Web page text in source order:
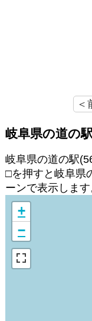
＜
岐阜県の道の
岐阜県の道の駅
□を押すと岐阜県
ーンで表示します
+
−